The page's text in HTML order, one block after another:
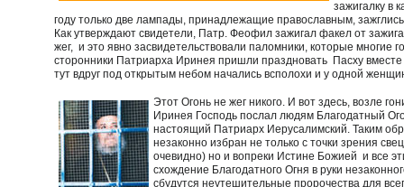
зажигалку в
году только две лампады, принадлежащие православным,
Как утверждают свидетели, Патр. Феофил зажигал факел от
жег, и это явно засвидетельствовали паломники, которые
сторонники Патриарха Иринея пришли праздновать Пасху
тут вдруг под открытым небом начались всполохи и у одной
Этот Огонь не жег никого. И вот здесь, возле
Иринея Господь послал людям Благодатный
настоящий Патриарх Иерусалимский. Таким
незаконно избран не только с точки зрения
очевидно) но и вопреки Истине Божией и все
схождение Благодатного Огня в руки
сбудутся неутешительные пророчества для